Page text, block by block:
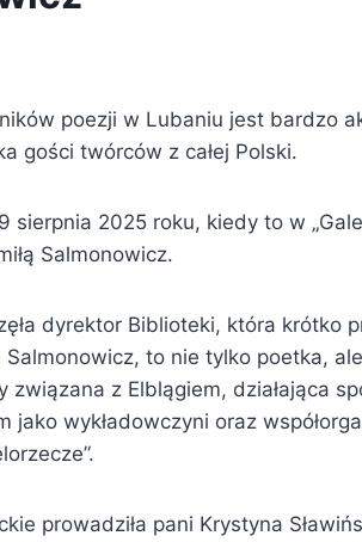
poezji w Lubaniu jest bardzo
gości twórców z całej Polski.
sierpnia 2025 roku, kiedy to w
Salmonowicz.
dyrektor Biblioteki, która krótko
Salmonowicz, to nie tylko poetka,
związana z Elblągiem, działająca
jako wykładowczyni oraz
prowadziła pani Krystyna